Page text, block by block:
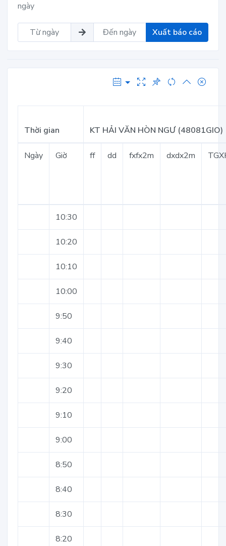
ngày
Xuất báo cáo
Thời gian KT HẢI VĂN HÒN NGƯ (48081GIO)
Ngày Giờ ff dd fxfx2m dxdx2m
10:30
10:20
10:10
10:00
9:50
9:40
9:30
9:20
9:10
9:00
8:50
8:40
8:30
8:20